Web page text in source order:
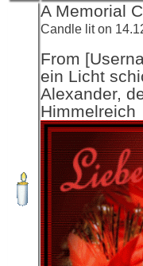
A Memorial
Candle lit on
From
ein Licht
Alexander,
Himmelreich